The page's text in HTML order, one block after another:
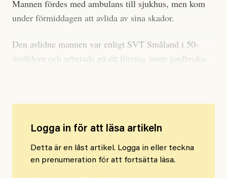
Mannen fördes med ambulans till sjukhus, men kom
under förmiddagen att avlida av sina skador.
Den avlidne mannen var enligt SVT Småland i 50-
årsåldern och arbetade på ett företag inom jordbruks-
Logga in för att läsa artikeln
Detta är en låst artikel. Logga in eller teckna
en prenumeration för att fortsätta läsa.